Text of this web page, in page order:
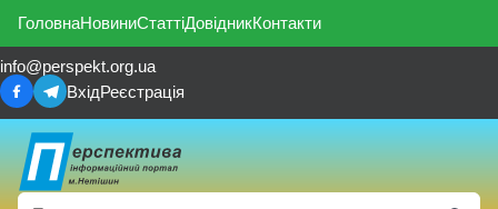
ГоловнаНовиниСтаттіДовідникКонтакти
info@perspekt.org.ua
ВхідРеєстрація